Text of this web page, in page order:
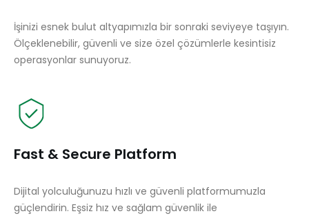
İşinizi esnek bulut altyapımızla bir sonraki seviyeye taşıyın.
Ölçeklenebilir, güvenli ve size özel çözümlerle kesintisiz
operasyonlar sunuyoruz.
Fast & Secure Platform
Dijital yolculuğunuzu hızlı ve güvenli platformumuzla
güçlendirin. Eşsiz hız ve sağlam güvenlik ile